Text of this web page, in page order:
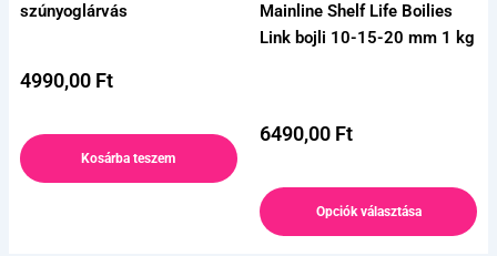
szúnyoglárvás
4990,00 Ft
Kosárba teszem
Mainline Shelf Life Boilies
Link bojli 10-15-20 mm 1 kg
6490,00 Ft
Opciók választása
van.
A
termékoldalon